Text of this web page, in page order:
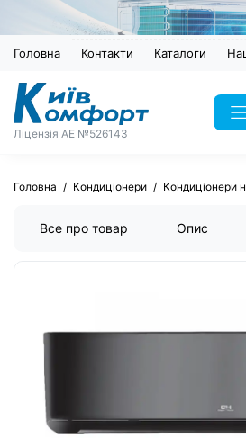
Головна Контакти Каталоги
Ліцензія AE №526143
Головна Кондиціонери Кондиціонери
Все про товар Опис